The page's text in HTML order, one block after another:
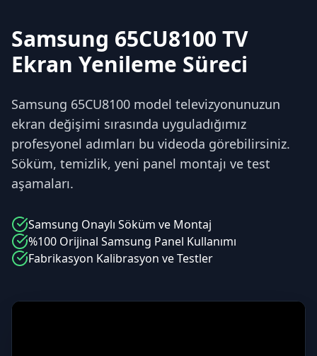
Samsung 65CU8100 TV
Ekran Yenileme Süreci
Samsung 65CU8100 model televizyonunuzun
ekran değişimi sırasında uyguladığımız
profesyonel adımları bu videoda görebilirsiniz.
Söküm, temizlik, yeni panel montajı ve test
aşamaları.
Samsung Onaylı Söküm ve Montaj
%100 Orijinal Samsung Panel Kullanımı
Fabrikasyon Kalibrasyon ve Testler